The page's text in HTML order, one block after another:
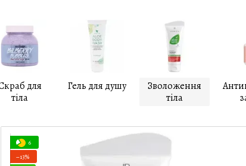
для
тіла
Гель для душу
Зволоження
тіла
6
−13%